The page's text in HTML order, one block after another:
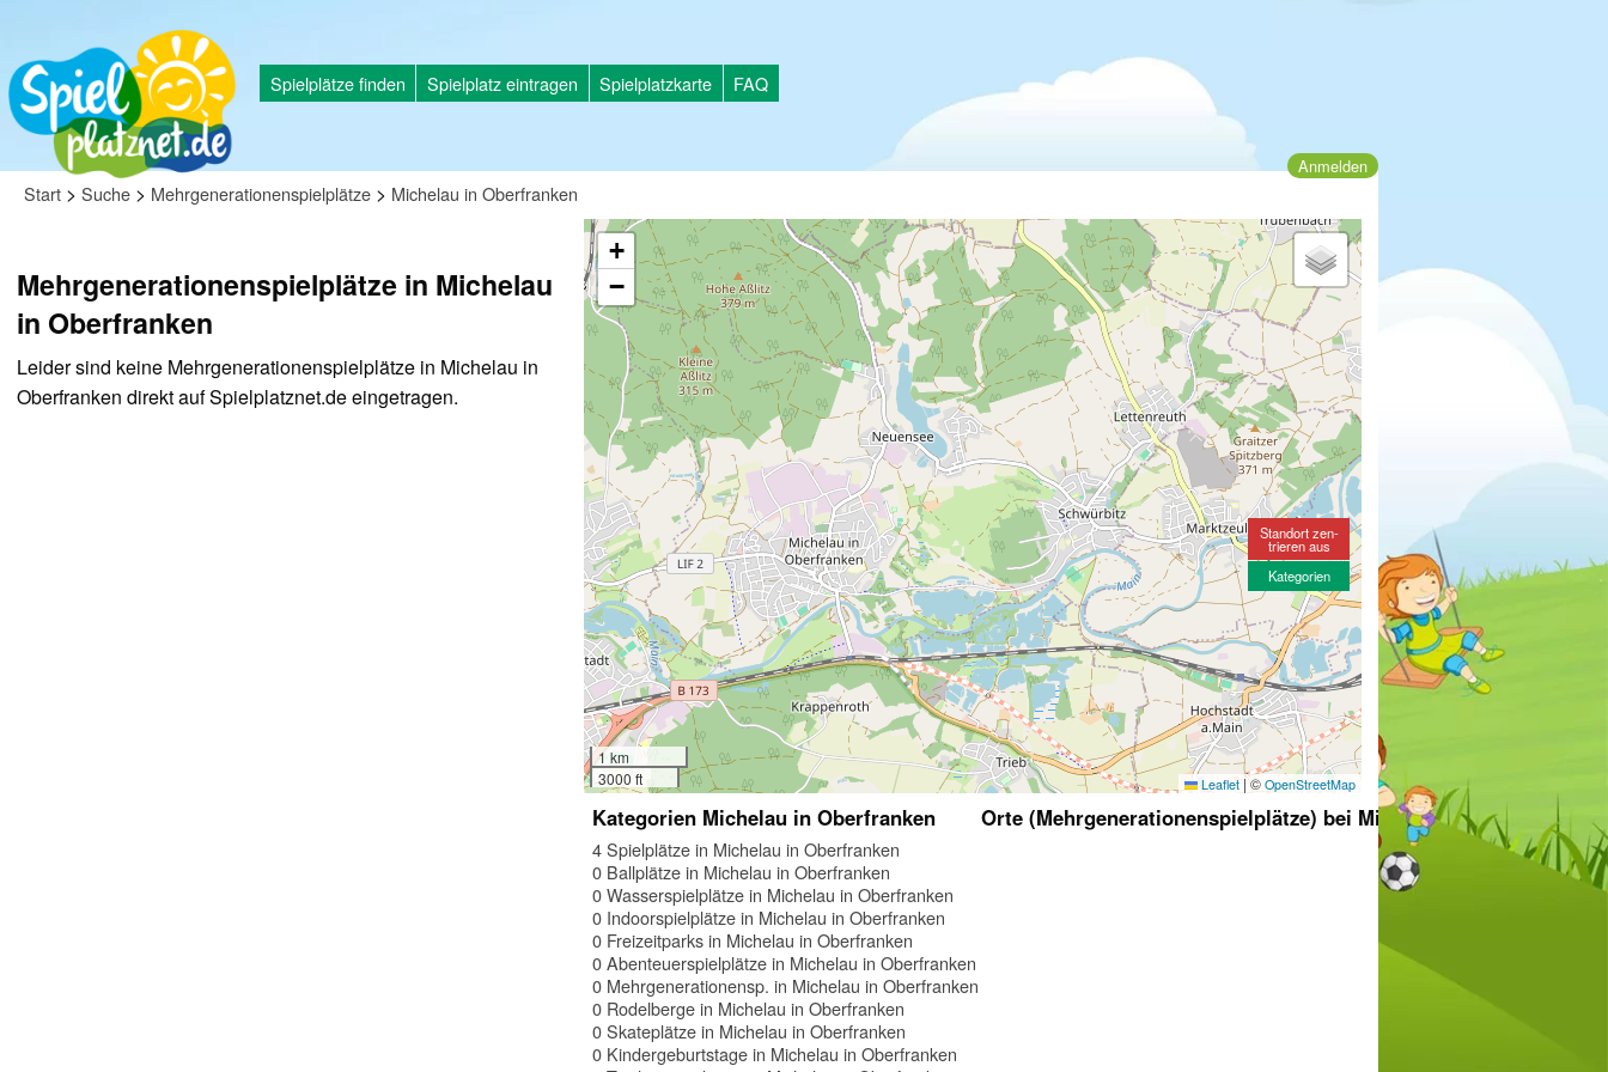
Spielplätze finden Spielplatz eintragen Spielplatzkarte FAQ
Anmelden
Start > Suche > Mehrgenerationenspielplätze > Michelau in Oberfranken
Mehrgenerationenspielplätze in Michelau
in Oberfranken
Leider sind keine Mehrgenerationenspielplätze in Michelau in
Oberfranken direkt auf Spielplatznet.de eingetragen.
+
−
1 km
3000 ft
Leaflet |© OpenStreetMap
Standort zen-
trieren aus
Kategorien
Kategorien Michelau in Oberfranken
4 Spielplätze in Michelau in Oberfranken
0 Ballplätze in Michelau in Oberfranken
0 Wasserspielplätze in Michelau in Oberfranken
0 Indoorspielplätze in Michelau in Oberfranken
0 Freizeitparks in Michelau in Oberfranken
0 Abenteuerspielplätze in Michelau in Oberfranken
0 Mehrgenerationensp. in Michelau in Oberfranken
0 Rodelberge in Michelau in Oberfranken
0 Skateplätze in Michelau in Oberfranken
0 Kindergeburtstage in Michelau in Oberfranken
Orte (Mehrgenerationenspielplätze) bei Michelau in Oberfranken